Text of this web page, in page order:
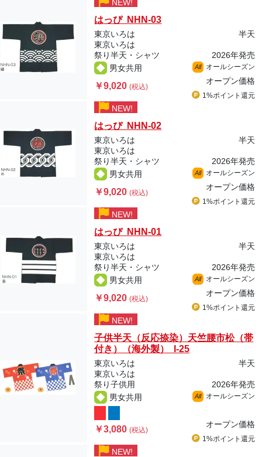
NEW!
はっぴ NHN-03
東京いろは
半天
東京いろは
祭り半天・シャツ
2026年発売
男女共用
All オールシーズン
￥9,020(税込)
オープン価格
1%ポイント 還元
NEW!
はっぴ NHN-02
東京いろは
半天
東京いろは
祭り半天・シャツ
2026年発売
男女共用
All オールシーズン
￥9,020(税込)
オープン価格
1%ポイント 還元
NEW!
はっぴ NHN-01
東京いろは
半天
東京いろは
祭り半天・シャツ
2026年発売
男女共用
All オールシーズン
￥9,020(税込)
オープン価格
1%ポイント 還元
NEW!
子供半天（反応捺染）天竺腰市松（帯
付き）（海外製） I-25
東京いろは
半天
東京いろは
祭り子供用
2026年発売
男女共用
All オールシーズン
￥3,080(税込)
オープン価格
1%ポイント 還元
NEW!